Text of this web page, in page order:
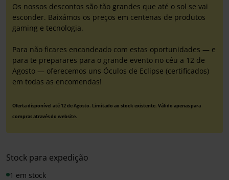
Os nossos descontos são tão grandes que até o sol se vai
esconder. Baixámos os preços em centenas de produtos
gaming e tecnologia.
Para não ficares encandeado com estas oportunidades — e
para te preparares para o grande evento no céu a 12 de
Agosto — oferecemos uns Óculos de Eclipse (certificados)
em todas as encomendas!
Oferta disponível até 12 de Agosto. Limitado ao stock existente. Válido apenas para
compras através do website.
Stock para expedição
1 em stock